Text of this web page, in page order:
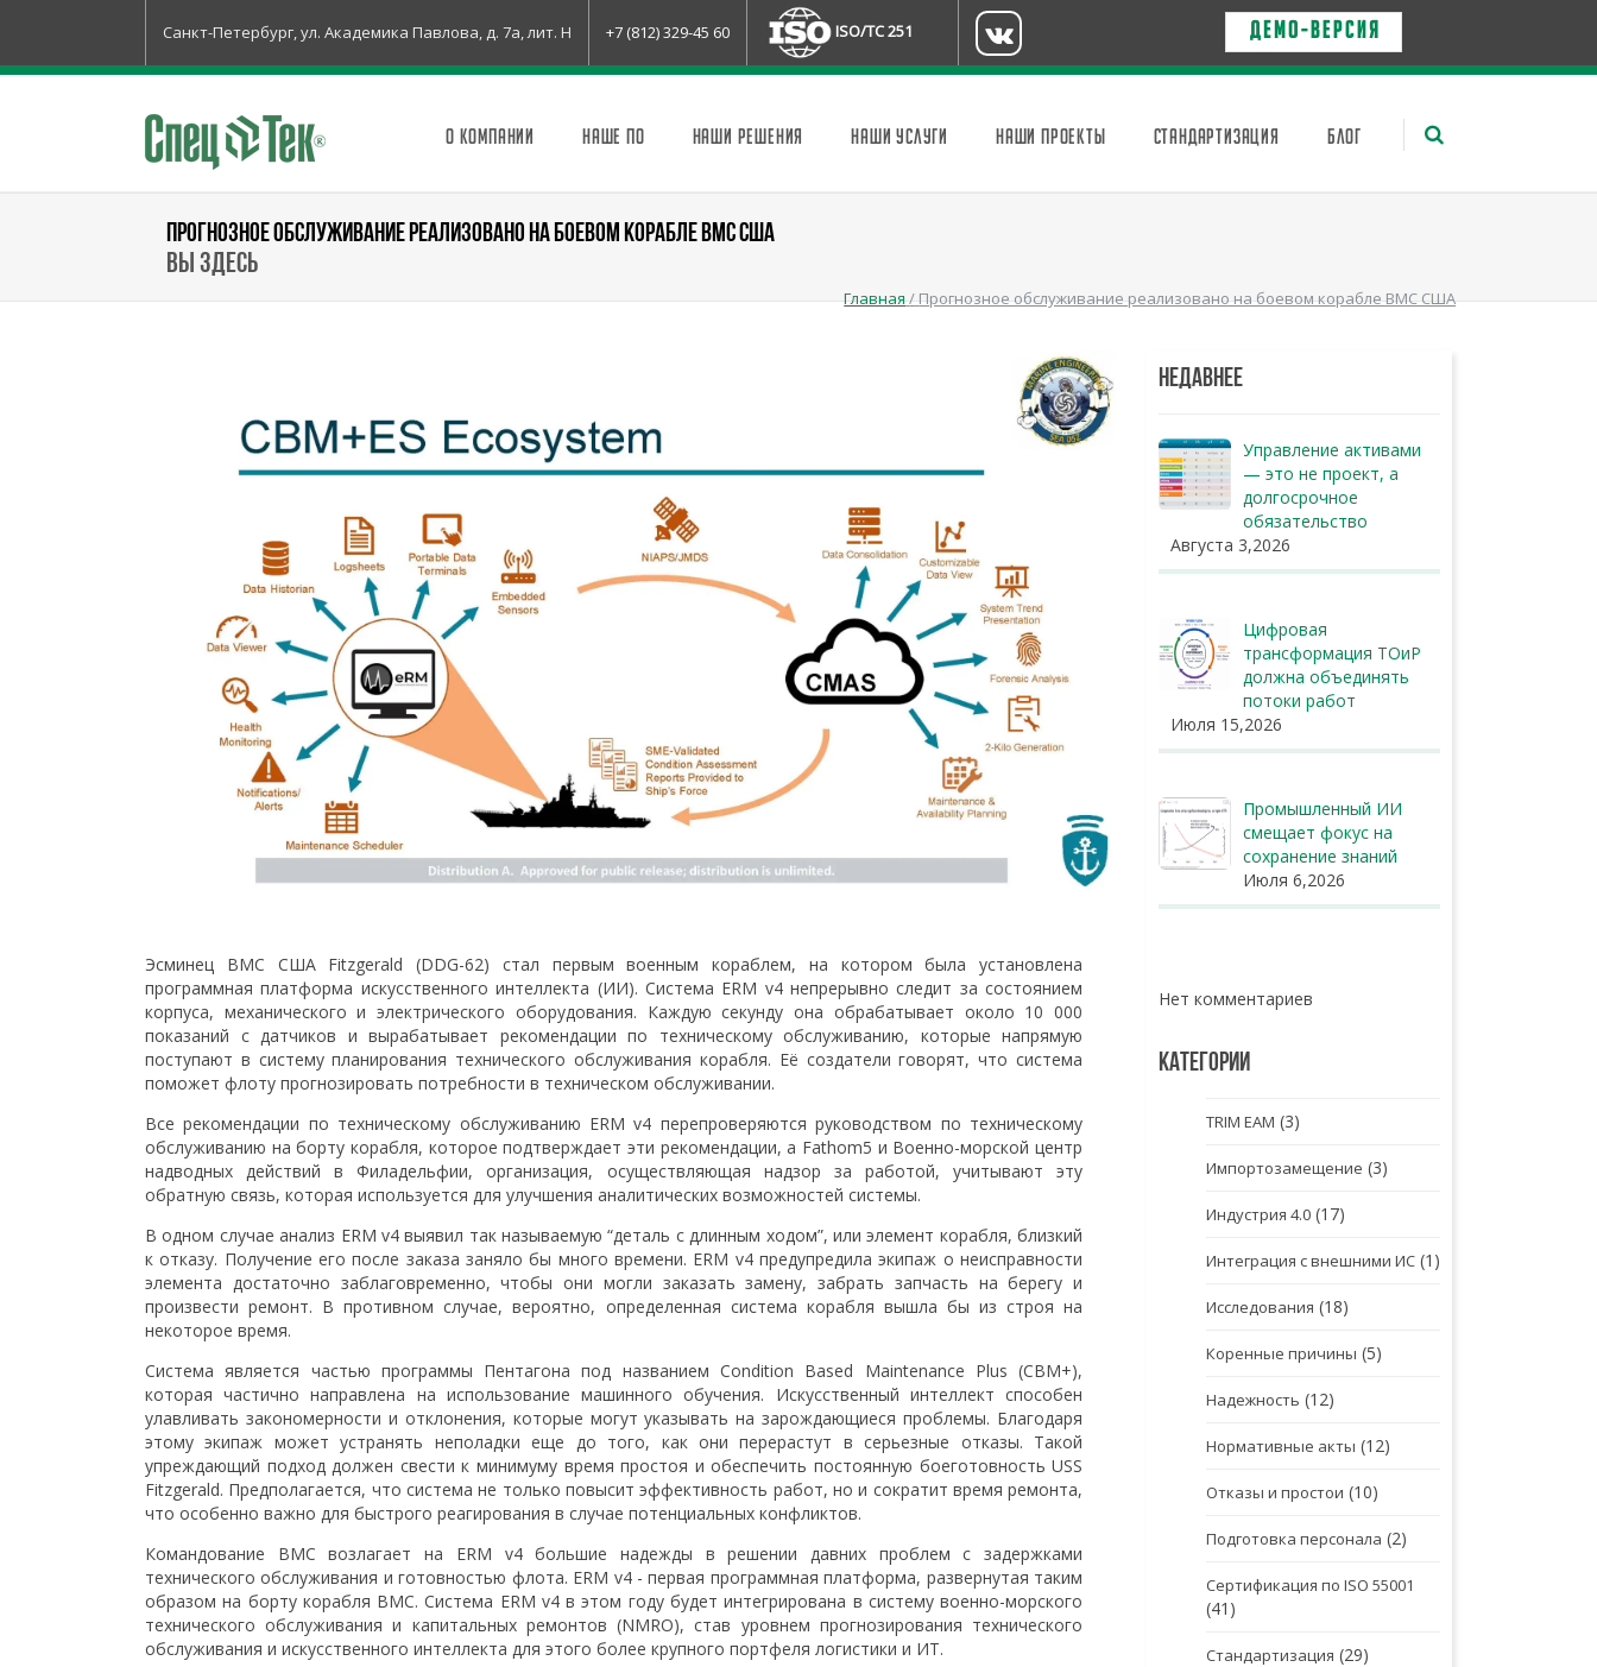
Санкт-Петербург, ул. Академика Павлова, д. 7а, лит. Н +7 (812) 329-45 60 ISO/TC 251 Д Е М О - в е р с и я
О КОМПАНИИ НАШЕ ПО НАШИ РЕШЕНИЯ НАШИ УСЛУГИ НАШИ ПРОЕКТЫ СТАНДАРТИЗАЦИЯ БЛОГ
ПРОГНОЗНОЕ ОБСЛУЖИВАНИЕ РЕАЛИЗОВАНО НА БОЕВОМ КОРАБЛЕ ВМС США
Вы здесь
Главная/Прогнозное обслуживание реализовано на боевом корабле ВМС США
Эсминец ВМС США Fitzgerald (DDG-62) стал первым военным кораблем, на котором была установлена
программная платформа искусственного интеллекта (ИИ). Система ERM v4 непрерывно следит за состоянием
корпуса, механического и электрического оборудования. Каждую секунду она обрабатывает около 10 000
показаний с датчиков и вырабатывает рекомендации по техническому обслуживанию, которые напрямую
поступают в систему планирования технического обслуживания корабля. Её создатели говорят, что система
поможет флоту прогнозировать потребности в техническом обслуживании.
Все рекомендации по техническому обслуживанию ERM v4 перепроверяются руководством по техническому
обслуживанию на борту корабля, которое подтверждает эти рекомендации, а Fathom5 и Военно-морской центр
надводных действий в Филадельфии, организация, осуществляющая надзор за работой, учитывают эту
обратную связь, которая используется для улучшения аналитических возможностей системы.
В одном случае анализ ERM v4 выявил так называемую “деталь с длинным ходом”, или элемент корабля, близкий
к отказу. Получение его после заказа заняло бы много времени. ERM v4 предупредила экипаж о неисправности
элемента достаточно заблаговременно, чтобы они могли заказать замену, забрать запчасть на берегу и
произвести ремонт. В противном случае, вероятно, определенная система корабля вышла бы из строя на
некоторое время.
Система является частью программы Пентагона под названием Condition Based Maintenance Plus (CBM+),
которая частично направлена на использование машинного обучения. Искусственный интеллект способен
улавливать закономерности и отклонения, которые могут указывать на зарождающиеся проблемы. Благодаря
этому экипаж может устранять неполадки еще до того, как они перерастут в серьезные отказы. Такой
упреждающий подход должен свести к минимуму время простоя и обеспечить постоянную боеготовность USS
Fitzgerald. Предполагается, что система не только повысит эффективность работ, но и сократит время ремонта,
что особенно важно для быстрого реагирования в случае потенциальных конфликтов.
Командование ВМС возлагает на ERM v4 большие надежды в решении давних проблем с задержками
технического обслуживания и готовностью флота. ERM v4 - первая программная платформа, развернутая таким
образом на борту корабля ВМС. Система ERM v4 в этом году будет интегрирована в систему военно-морского
технического обслуживания и капитальных ремонтов (NMRO), став уровнем прогнозирования технического
обслуживания и искусственного интеллекта для этого более крупного портфеля логистики и ИТ.
НЕДАВНЕЕ
Управление активами
— это не проект, а
долгосрочное
обязательство
Августа 3,2026
Цифровая
трансформация ТОиР
должна объединять
потоки работ
Июля 15,2026
Промышленный ИИ
смещает фокус на
сохранение знаний
Июля 6,2026
Нет комментариев
КАТЕГОРИИ
TRIM EAM (3)
Импортозамещение (3)
Индустрия 4.0(17)
Интеграция с внешними ИС(1)
Исследования (18)
Коренные причины (5)
Надежность (12)
Нормативные акты (12)
Отказы и простои (10)
Подготовка персонала (2)
Сертификация по ISO 55001
(41)
Стандартизация (29)